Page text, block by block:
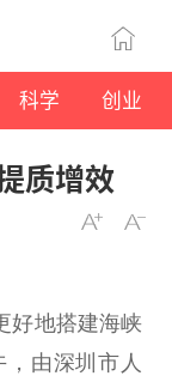
科学 创业
质增效
好地搭建海峡
由深圳市人